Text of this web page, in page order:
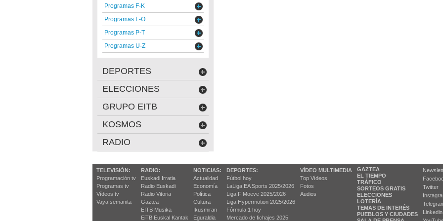
Programas F-K
Programas L-O
Programas P-T
Programas U-Z
DEPORTES
ELECCIONES
GRUPO EITB
KOSMOS
RADIO
TELEVISIÓN:
Programación tv
Programas tv
Vídeos tv
Vaya semanita
RADIO:
Euskadi Irratia
Radio Euskadi
Radio Vitoria
Gaztea
EITB Musika
EiTB Euskal Kantak
NOTICIAS:
Actualidad
Economía
Política
Cultura
Ikusmiran
Eguraldia
DEPORTES:
Fútbol hoy
LaLiga EA Sports 2025/2026
Liga F Moeve 2025/2026
Liga Hypermotion 2025/2026
Fórmula 1 hoy
Mercado de fichajes 2025
VÍDEO MULTIMEDIA
Top Vídeos
Fotos
Audios
GAZTEA
EL TIEMPO
TRÁFICO
SORTEOS GRATIS
ELECCIONES
LOTERÍA
TEMAS DE INTERÉS
PUEBLOS Y CIUDADES
Twitter
Linkedin